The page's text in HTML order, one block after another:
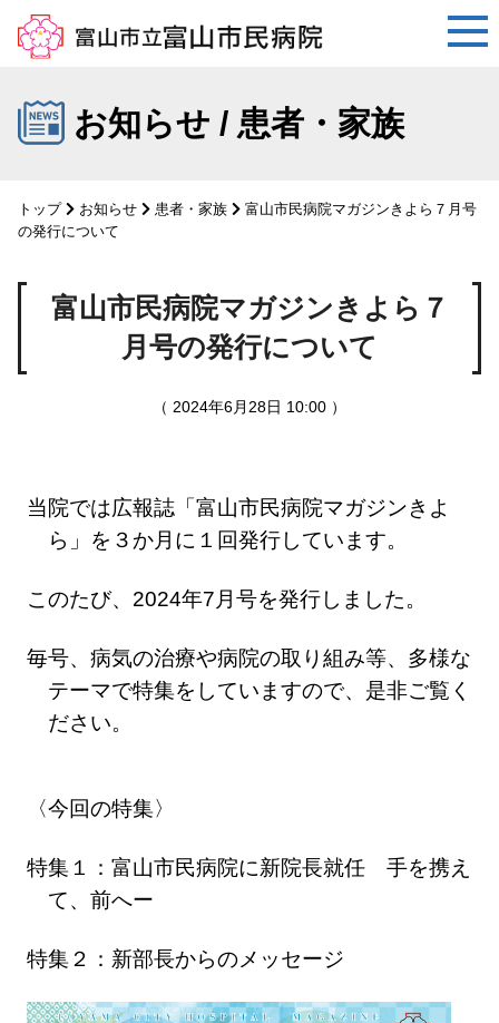
お知らせ / 患者・家族
トップ お知らせ 患者・家族
富山市民病院マガジンきよら７月号
の発行について
富山市民病院マガジンきよら７
月号の発行について
（ 2024年6月28日 10:00 ）
当院では広報誌「富山市民病院マガジンきよ
ら」を３か月に１回発行しています。
このたび、2024年7月号を発行しました。
毎号、病気の治療や病院の取り組み等、多様な
テーマで特集をしていますので、是非ご覧く
ださい。
〈今回の特集〉
特集１：富山市民病院に新院長就任 手を携え
て、前へー
特集２：新部長からのメッセージ